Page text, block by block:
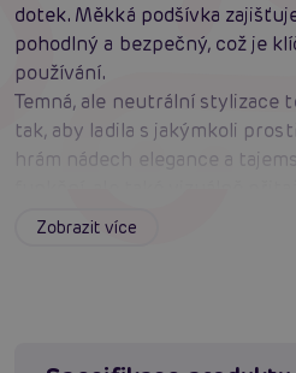
dotek. Měkká podšívka
pohodlný a bezpečný, což je
používání.
Temná, ale neutrální stylizace
tak, aby ladila s jakýmkoli
hrám nádech elegance a
Díky nastavitelným popruhům
navržen tak, aby byl bezpečný
Zobrazit více